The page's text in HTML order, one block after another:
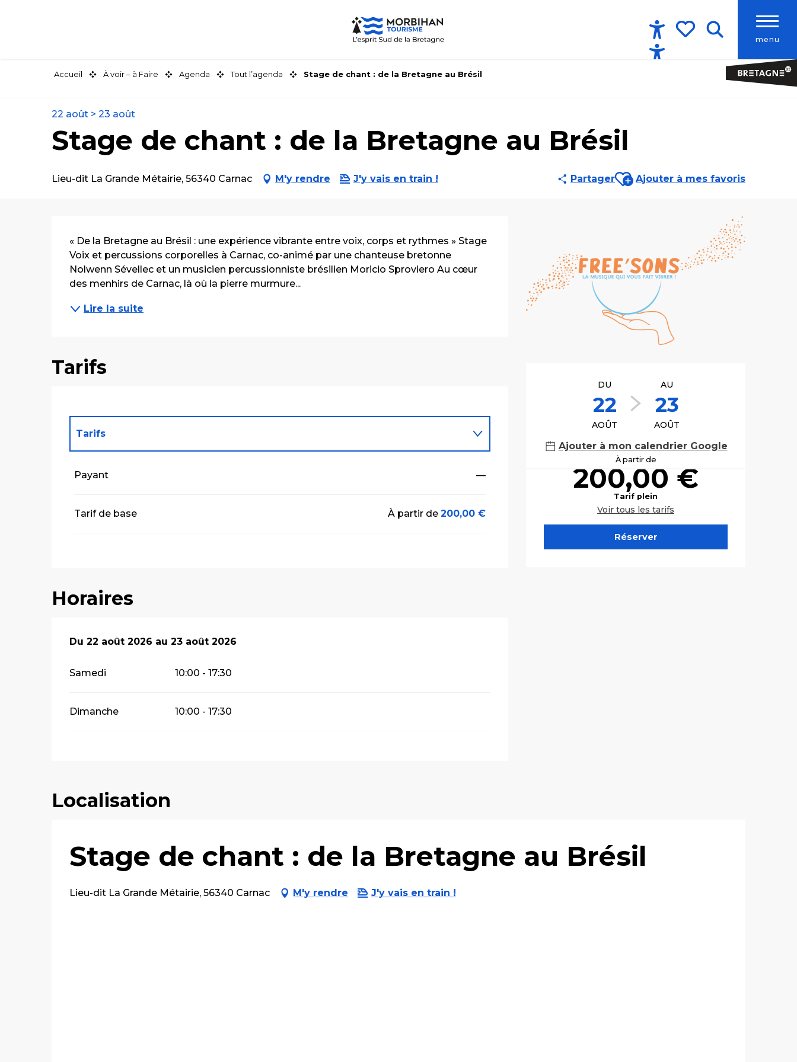
menu
Accessibilité
Accueil À voir – à Faire Agenda Tout l’agenda Stage de chant : de la Bretagne au Brésil
22 août > 23 août
Stage de chant : de la Bretagne au Brésil
Lieu-dit La Grande Métairie, 56340 Carnac M'y rendre J'y vais en train ! PartagerAjouter aux favoris
Ajouter à mes favoris
Ouverture et
DU
22
AOÛT
AU
23
AOÛT
Ajouter à mon calendrier Google
À partir de
200,00 €
Tarif plein
Voir tous les tarifs
Réserver
Description
« De la Bretagne au Brésil : une expérience vibrante entre voix, corps et rythmes » Stage
Voix et percussions corporelles à Carnac, co-animé par une chanteuse bretonne
Nolwenn Sévellec et un musicien percussionniste brésilien Moricio Sproviero Au cœur
des menhirs de Carnac, là où la pierre murmure...
Lire la suite
Tarifs
Tarifs
Payant —
Tarif de base À partir de200,00 €
Horaires
Du 22 août 2026 au 23 août 2026
Du 22 août 2026 au 23 août 2026
Samedi 10:00 - 17:30
Dimanche 10:00 - 17:30
Localisation
Stage de chant : de la Bretagne au Brésil
Lieu-dit La Grande Métairie, 56340 Carnac M'y rendre J'y vais en train !